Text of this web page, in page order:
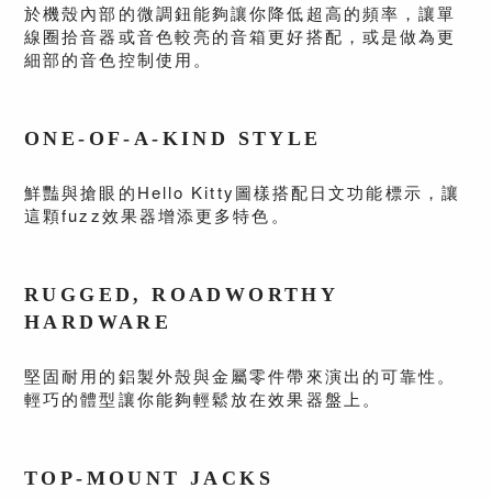
於機殼內部的微調鈕能夠讓你降低超高的頻率，讓單
線圈拾音器或音色較亮的音箱更好搭配，或是做為更
細部的音色控制使用。
ONE-OF-A-KIND STYLE
鮮豔與搶眼的Hello Kitty圖樣搭配日文功能標示，讓
這顆fuzz效果器增添更多特色。
RUGGED, ROADWORTHY
HARDWARE
堅固耐用的鋁製外殼與金屬零件帶來演出的可靠性。
輕巧的體型讓你能夠輕鬆放在效果器盤上。
TOP-MOUNT JACKS